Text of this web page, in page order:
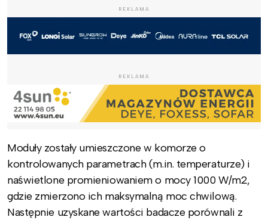
REKLAMA
REKLAMA
Moduły zostały umieszczone w komorze o
kontrolowanych parametrach (m.in. temperaturze) i
naświetlone promieniowaniem o mocy 1000 W/m2,
gdzie zmierzono ich maksymalną moc chwilową.
Następnie uzyskane wartości badacze porównali z